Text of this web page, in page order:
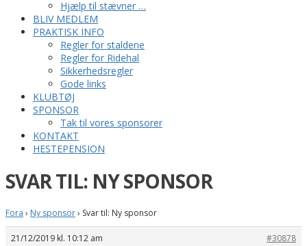
Hjælp til stævner …
BLIV MEDLEM
PRAKTISK INFO
Regler for staldene
Regler for Ridehal
Sikkerhedsregler
Gode links
KLUBTØJ
SPONSOR
Tak til vores sponsorer
KONTAKT
HESTEPENSION
SVAR TIL: NY SPONSOR
Fora › Ny sponsor› Svar til: Ny sponsor
21/12/2019 kl. 10:12 am
#30878